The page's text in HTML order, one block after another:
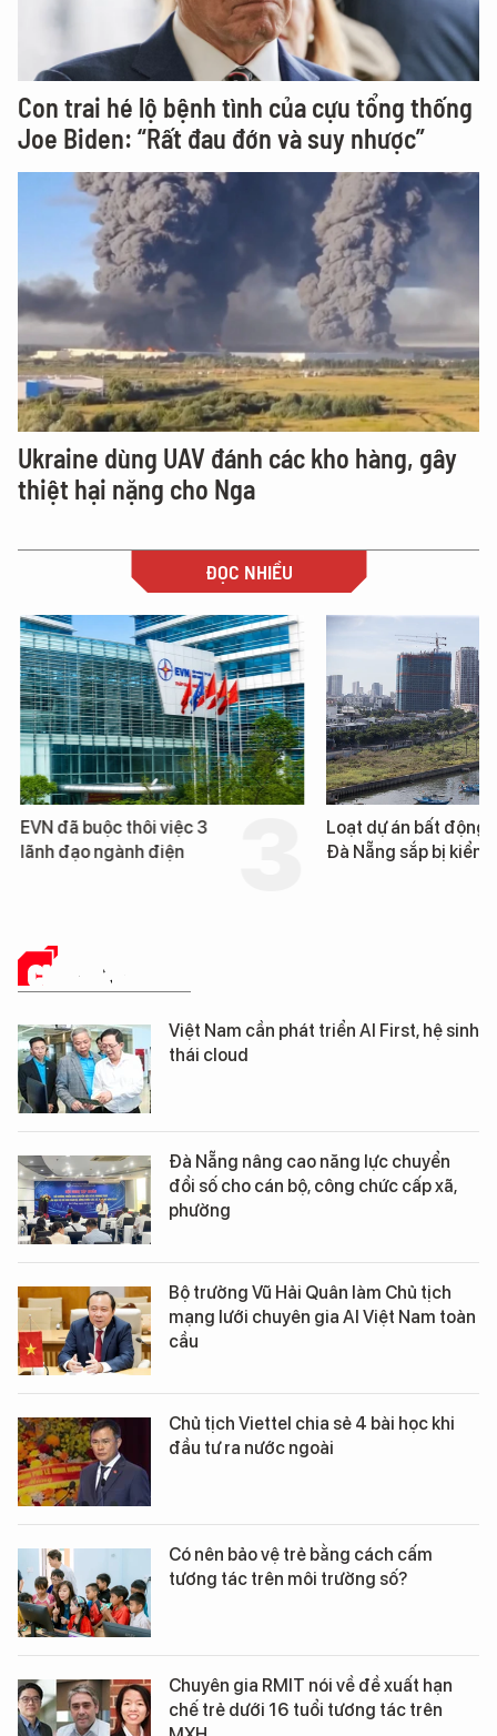
Con trai hé lộ bệnh tình của cựu tổng thống
Joe Biden: “Rất đau đớn và suy nhược”
Ukraine dùng UAV đánh các kho hàng, gây
thiệt hại nặng cho Nga
ĐỌC NHIỀU
EVN đã buộc thôi việc 3
lãnh đạo ngành điện
Loạt dự án bất động
Đà Nẵng sắp bị kiểm
CHUYỂN ĐỔI SỐ
Việt Nam cần phát triển AI First, hệ sinh
thái cloud
Đà Nẵng nâng cao năng lực chuyển
đổi số cho cán bộ, công chức cấp xã,
phường
Bộ trưởng Vũ Hải Quân làm Chủ tịch
mạng lưới chuyên gia AI Việt Nam toàn
cầu
Chủ tịch Viettel chia sẻ 4 bài học khi
đầu tư ra nước ngoài
Có nên bảo vệ trẻ bằng cách cấm
tương tác trên môi trường số?
Chuyên gia RMIT nói về đề xuất hạn
chế trẻ dưới 16 tuổi tương tác trên